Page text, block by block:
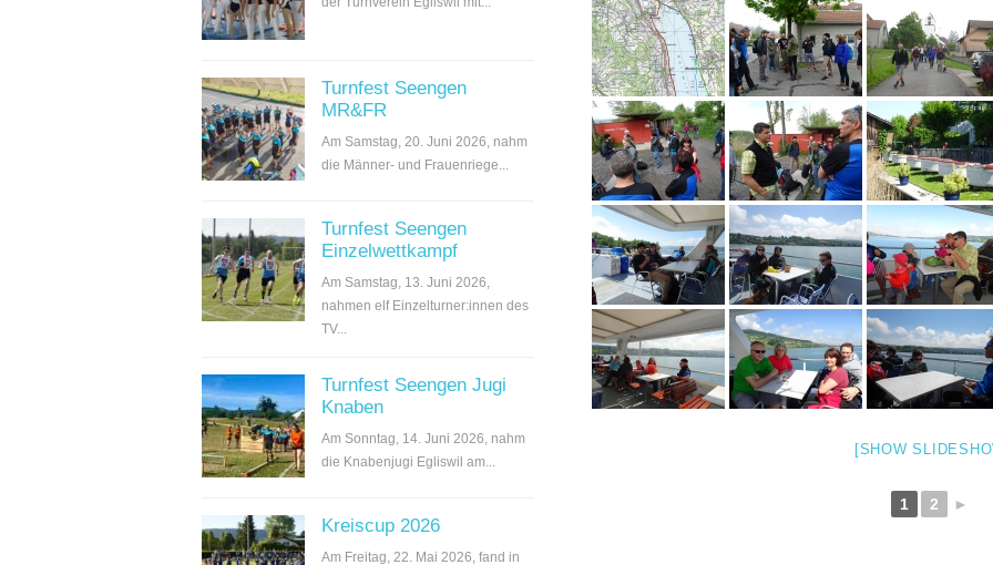
Turnfest Seengen
MR&FR
Am Samstag, 20. Juni 2026, nahm
die Männer- und Frauenriege...
Turnfest Seengen
Einzelwettkampf
Am Samstag, 13. Juni 2026,
nahmen elf Einzelturner:innen des
TV...
Turnfest Seengen Jugi
Knaben
Am Sonntag, 14. Juni 2026, nahm
die Knabenjugi Egliswil am...
Kreiscup 2026
Am Freitag, 22. Mai 2026, fand in
[SHOW
1 2 ►